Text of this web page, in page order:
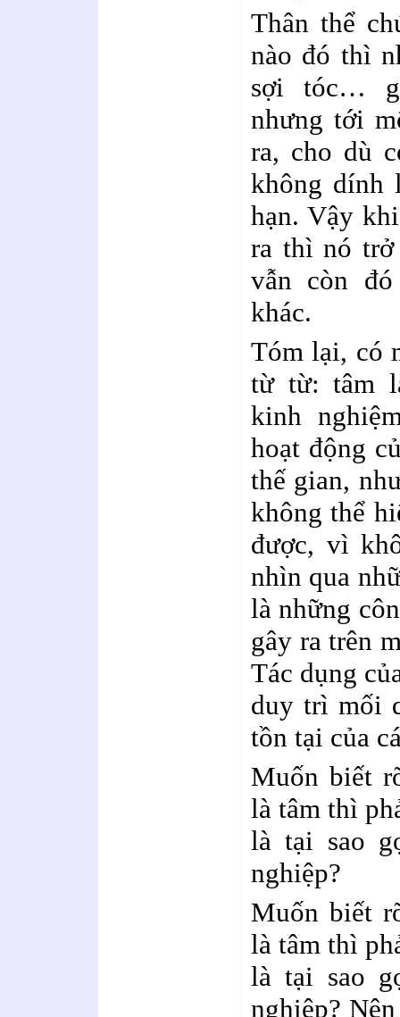
Thân thể
nào đó thì
sợi tóc…
nhưng tới
ra, cho dù
không dính
hạn. Vậy
ra thì nó
vẫn còn
khác.
Tóm lại, có
từ từ: tâm
kinh
hoạt động
thế gian,
không thể
được, vì
nhìn qua
là những
gây ra trên
Tác dụng
duy trì mối
tồn tại của
Muốn biết
là tâm thì
là tại sao
nghiệp?
Muốn biết
là tâm thì
là tại sao
nghiệp?